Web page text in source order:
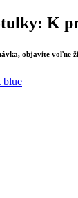
K
objavíte voľne